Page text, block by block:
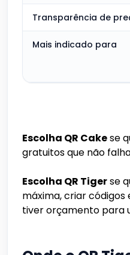
Transparência de
Mais indicado para
Escolha QR Cakese
gratuitos que não
Escolha QR Tigerse
máxima, criar
tiver orçamento para